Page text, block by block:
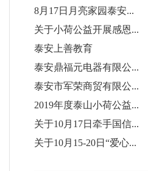
8月17日月亮家园泰安...
关于小荷公益开展感恩...
泰安上善教育
泰安鼎福元电器有限公...
泰安市军荣商贸有限公...
2019年度泰山小荷公益...
关于10月17日牵手国信...
关于10月15-20日“爱心...